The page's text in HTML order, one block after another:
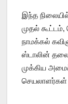
இந்த
முதல்
நாமக்கல்
ஸ்டாலின்
முக்கிய
செயலாளர்கள்